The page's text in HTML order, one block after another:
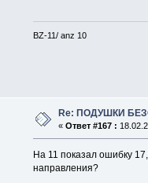
BZ-11/ anz 10
Re: ПОДУШКИ
«Ответ #167 :
На 11 показал ошибку
направления?